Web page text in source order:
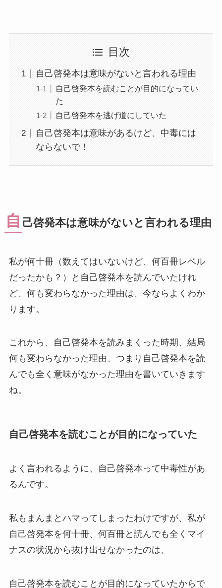
目次
自己啓発本は意味がないと言われる理由
自己啓発本を読むことが目的になってい
た
自己啓発本を逃げ道にしていた
自己啓発本は意味があるけど、中毒には
ならないで！
自 己啓発本は意味がないと言われる理由
私が何十冊（数えてはいないけど、何百冊レベル
だったかも？）と自己啓発本を読んでいたけれ
ど、何も変わらなかった理由は、今ならよくわか
ります。
これから、自己啓発本を読みまくった時期、結局
何も変わらなかった理由、つまり自己啓発本を読
んでも全く意味がなかった理由を書いていきます
ね。
自己啓発本を読むことが目的になっていた
よく言われるように、自己啓発本って中毒性があ
るんです。
私もまんまとハマってしまったわけですが、私が
自己啓発本を何十冊、何百冊と読んでも全くマイ
ナスの状況から抜け出せなかったのは、
自己啓発本を読むことが目的になっていたからで